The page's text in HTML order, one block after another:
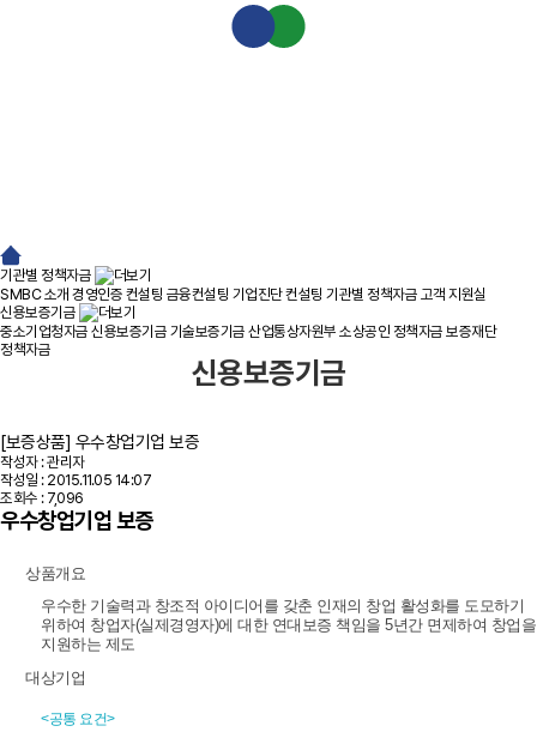
기관별 정책자금
SMBC 소개 경영인증 컨설팅 금융컨설팅 기업진단 컨설팅 기관별 정책자금 고객 지원실
신용보증기금
중소기업청자금 신용보증기금 기술보증기금 산업통상자원부 소상공인 정책자금 보증재단
정책자금
신용보증기금
[보증상품] 우수창업기업 보증
작성자 : 관리자
작성일 : 2015.11.05 14:07
조회수 : 7,096
우수창업기업 보증
상품개요
우수한 기술력과 창조적 아이디어를 갖춘 인재의 창업 활성화를 도모하기
위하여 창업자(실제경영자)에 대한 연대보증 책임을 5년간 면제하여 창업을
지원하는 제도
대상기업
<공통 요건>